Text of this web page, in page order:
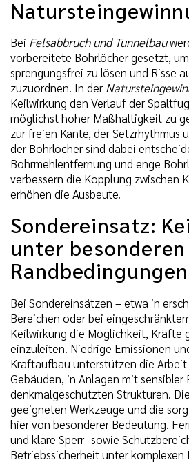
Bei Felsabbruch und Tunnelbau
vorbereitete Bohrlöcher gesetzt,
sprengungsfrei zu lösen und Risse
zuzuordnen. In der
Keilwirkung den Verlauf der
möglichst hoher Maßhaltigkeit zu
zur freien Kante, der Setzrhythmus
der Bohrlöcher sind dabei
Bohrmehlentfernung und enge
verbessern die Kopplung zwischen
erhöhen die Ausbeute.
Sondereinsatz:
unter besonderen
Randbedingungen
Bei Sondereinsätzen – etwa in
Bereichen oder bei
Keilwirkung die Möglichkeit, Kräfte
einzuleiten. Niedrige Emissionen
Kraftaufbau unterstützen die
Gebäuden, in Anlagen mit sensibler
denkmalgeschützten Strukturen.
geeigneten Werkzeuge und die
hier von besonderer Bedeutung.
und klare Sperr- sowie
Betriebssicherheit unter komplexen